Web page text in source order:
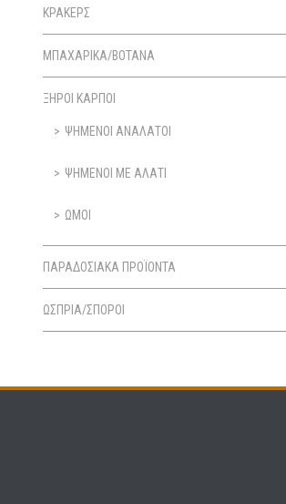
ΚΡΑΚΕΡΣ
ΜΠΑΧΑΡΙΚΑ/ΒΟΤΑΝΑ
ΞΗΡΟΙ ΚΑΡΠΟΙ
ΨΗΜΕΝΟΙ ΑΝΑΛΑΤΟΙ
ΨΗΜΕΝΟΙ ΜΕ ΑΛΑΤΙ
ΩΜΟΙ
ΠΑΡΑΔΟΣΙΑΚΑ ΠΡΟΪΟΝΤΑ
ΩΣΠΡΙΑ/ΣΠΟΡΟΙ